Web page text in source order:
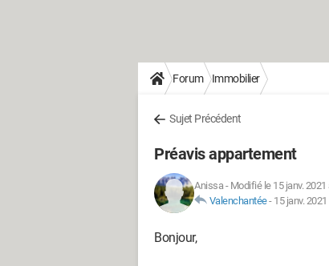
Forum Immobilier
Sujet Précédent
Préavis appartement
Anissa- Modifié le 15 janv. 2021
Valenchantée- 15 janv.
Bonjour,